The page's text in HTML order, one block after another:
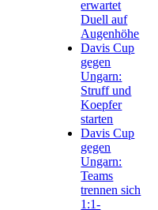
erwartet
Duell auf
Augenhöhe
Davis Cup
gegen
Ungarn:
Struff und
Koepfer
starten
Davis Cup
gegen
Ungarn:
Teams
trennen sich
1:1-